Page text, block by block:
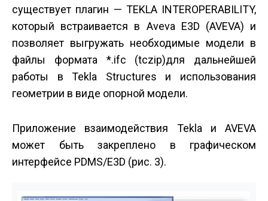
существует плагин — TEKLA INTEROPERABILITY,
который встраивается в Aveva E3D (AVEVA) и
позволяет выгружать необходимые модели в
файлы формата *.ifc (tczip)для дальнейшей
работы в Tekla Structures и использования
геометрии в виде опорной модели.
Приложение взаимодействия Tekla и AVEVA
может быть закреплено в графическом
интерфейсе PDMS/E3D (рис. 3).